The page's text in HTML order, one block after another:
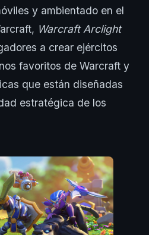
y ambientado en el
Warcraft Arclight
a crear ejércitos
favoritos de Warcraft y
que están diseñadas
estratégica de los